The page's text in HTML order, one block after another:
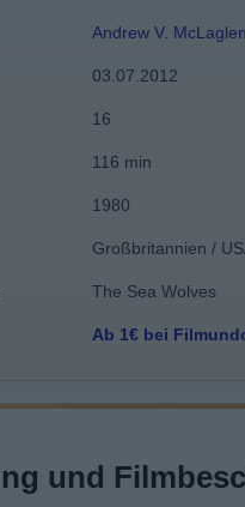
Andrew V. McLaglen
03.07.2012
16
116 min
1980
Großbritannien /
The Sea Wolves
Ab 1€ bei
und